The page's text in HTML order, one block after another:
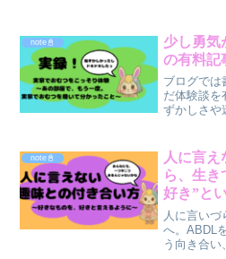
note📓
少し勇気
の有料記
ブログでは
だ体験談を
ずかしさや
note📓
人に言
ら、生
好き”と
て〜
人に言いづ
へ。ABDL
う向き合い